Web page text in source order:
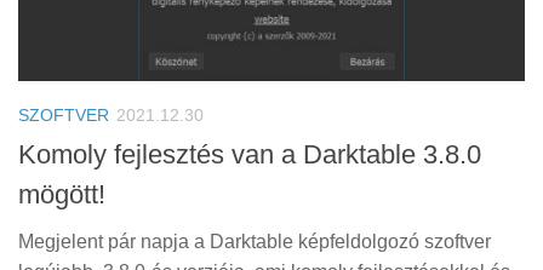
SZOFTVER 2021.12.30
Komoly fejlesztés van a Darktable 3.8.0
mögött!
Megjelent pár napja a Darktable képfeldolgozó szoftver